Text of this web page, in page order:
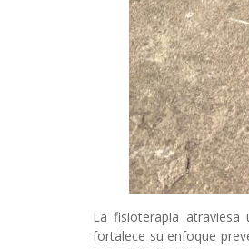
La fisioterapia
fortalece su enfoque